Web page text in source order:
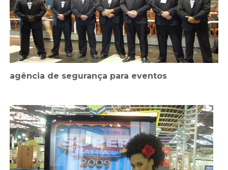
agência de segurança para eventos